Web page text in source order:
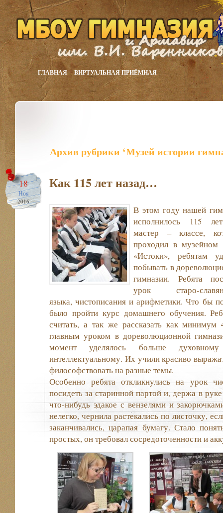
ГЛАВНАЯ ВИРТУАЛЬНАЯ ПРИЁМНАЯ
Архив рубрики ‘Музей истории
18
Ноя
2016
Как 115 лет назад…
В этом году нашей
исполнилось 115
мастер – классе,
проходил в музейном
«Истоки», ребятам
побывать в
гимназии. Ребята
урок старо-
языка, чистописания и арифметики. Что бы
было пройти курс домашнего обучения.
считать, а так же рассказать как
главным уроком в дореволюционной
момент уделялось больше
интеллектуальному. Их учили красиво
философствовать на разные темы.
Особенно ребята откликнулись на урок
посидеть за старинной партой и, держа в
что-нибудь эдакое с вензелями и
нелегко, чернила растекались по листочку,
заканчивались, царапая бумагу. Стало
простых, он требовал сосредоточенности и